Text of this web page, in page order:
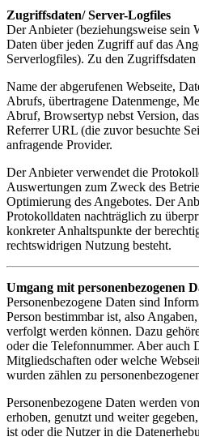
Zugriffsdaten/ Server-Logfiles
Der Anbieter (beziehungsweise sein
Daten über jeden Zugriff auf das
Serverlogfiles). Zu den Zugriffsdaten
Name der abgerufenen Webseite,
Abrufs, übertragene Datenmenge,
Abruf, Browsertyp nebst Version,
Referrer URL (die zuvor besuchte
anfragende Provider.
Der Anbieter verwendet die
Auswertungen zum Zweck des
Optimierung des Angebotes. Der
Protokolldaten nachträglich zu
konkreter Anhaltspunkte der
rechtswidrigen Nutzung besteht.
Umgang mit personenbezogenen
Personenbezogene Daten sind
Person bestimmbar ist, also
verfolgt werden können. Dazu
oder die Telefonnummer. Aber auch
Mitgliedschaften oder welche
wurden zählen zu
Personenbezogene Daten werden
erhoben, genutzt und weiter
ist oder die Nutzer in die